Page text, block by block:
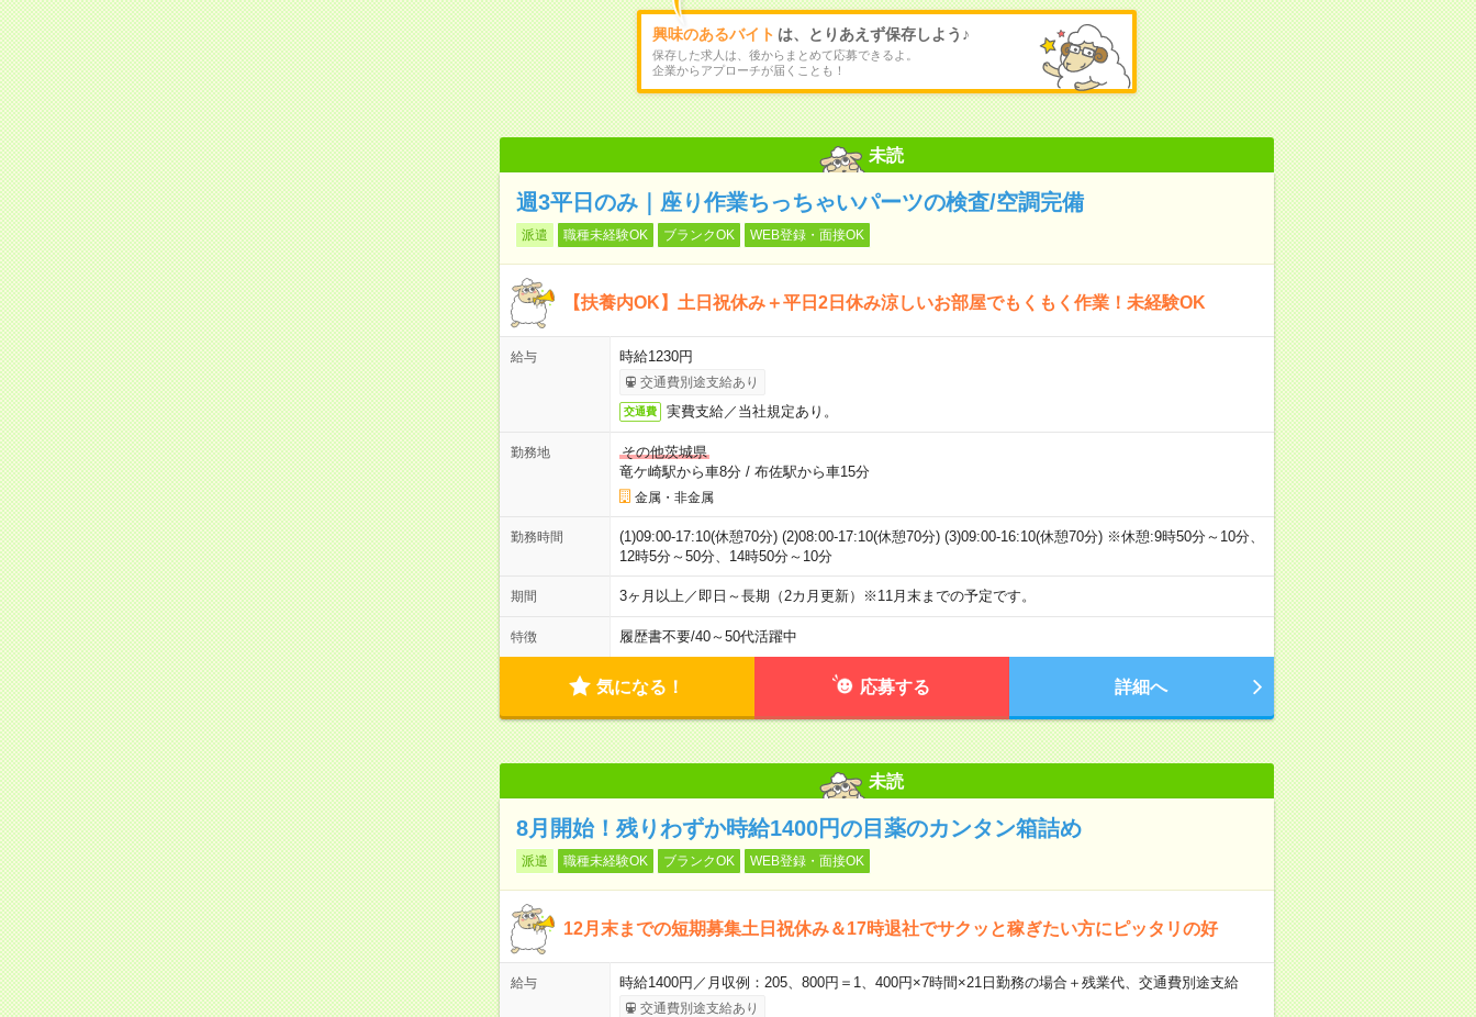
興味のあるバイト は、とりあえず保存しよう♪
保存した求人は、後からまとめて応募できるよ。
企業からアプローチが届くことも！
未読
週3平日のみ｜座り作業ちっちゃいパーツの検査/空調完備
派遣 職種未経験OK ブランクOK WEB登録・面接OK
【扶養内OK】土日祝休み＋平日2日休み涼しいお部屋でもくもく作業！未経験OK
給与 時給1230円
交通費別途支給あり
交通費 実費支給／当社規定あり。
勤務地
その他茨城県
竜ケ崎駅から車8分/ 布佐駅から車15分
金属・非金属
勤務時間
(1)09:00-17:10(休憩70分) (2)08:00-17:10(休憩70分) (3)09:00-16:10(休憩70分) ※休憩:9時50分～10分、
12時5分～50分、14時50分～10分
期間 3ヶ月以上／即日～長期（2カ月更新）※11月末までの予定です。
特徴 履歴書不要/40～50代活躍中
気になる！ 応募する 詳細へ
未読
8月開始！残りわずか時給1400円の目薬のカンタン箱詰め
派遣 職種未経験OK ブランクOK WEB登録・面接OK
12月末までの短期募集土日祝休み＆17時退社でサクッと稼ぎたい方にピッタリの好
給与 時給1400円／月収例：205、800円＝1、400円×7時間×21日勤務の場合＋残業代、交通費別途支給
交通費別途支給あり